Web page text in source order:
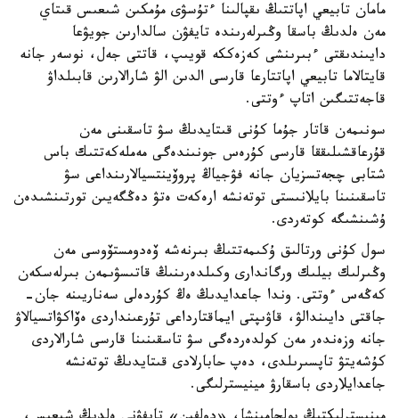
مامان تابيعي اپاتتىڭ ىقپالىنا ءتۇسۋى مۇمكىن شىعىس قىتاي
مەن ەلدىڭ باسقا وڭىرلەرىندە تايفۋن سالدارىن جويۋعا
دايىندىقتى ءبىرىنشى كەزەككە قويىپ، قاتتى جەل، نوسەر جانە
قايتالاما تابيعي اپاتتارعا قارسى الدىن الۋ شارالارىن قابىلداۋ
قاجەتتىگىن اتاپ ءوتتى.
سونىمەن قاتار جۇما كۇنى قىتايدىڭ سۋ تاسقىنى مەن
قۇرعاقشىلىققا قارسى كۇرەس جونىندەگى مەملەكەتتىك باس
شتابى چجەتسزيان جانە فۋجياڭ پروۆينتسيالارىنداعى سۋ
تاسقىنىنا بايلانىستى توتەنشە ارەكەت ەتۋ دەڭگەيىن تورتىنشىدەن
ۇشىنشىگە كوتەردى.
سول كۇنى ورتالىق ۇكىمەتتىڭ بىرنەشە ۆەدومستۆوسى مەن
وڭىرلىك بيلىك ورگاندارى وكىلدەرىنىڭ قاتىسۋىمەن بىرلەسكەن
كەڭەس ءوتتى. وندا جاعدايدىڭ ەڭ كۇردەلى سەناريىنە جان-
جاقتى دايىندالۋ، قاۋىپتى ايماقتارداعى تۇرعىنداردى ەۆاكۋاتسيالاۋ
جانە وزەندەر مەن كولدەردەگى سۋ تاسقىنىنا قارسى شارالاردى
كۇشەيتۋ تاپسىرىلدى، دەپ حابارلادى قىتايدىڭ توتەنشە
جاعدايلاردى باسقارۋ مينيسترلىگى.